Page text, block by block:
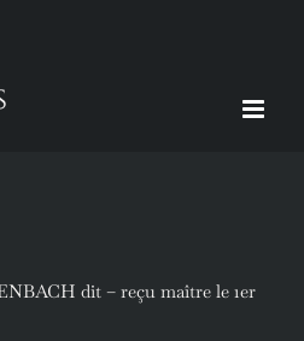
dit – reçu maître le 1er